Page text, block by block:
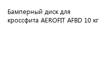
Бамперный диск для
кроссфита AEROFIT AFBD 10 кг